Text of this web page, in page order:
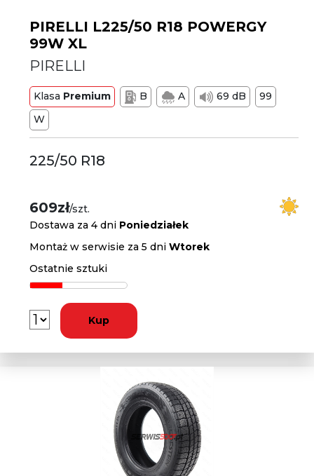
PIRELLI L225/50 R18 POWERGY
99W XL
PIRELLI
Klasa Premium B A 69 dB
99
W
225/50 R18
609zł/szt.
Dostawa za 4 dni Poniedziałek
Montaż w serwisie za 5 dniWtorek
Ostatnie sztuki
Kup